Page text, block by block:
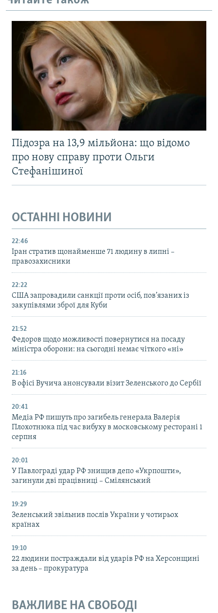
Підозра на 13,9 мільйона: що відомо
про нову справу проти Ольги
Стефанішиної
ОСТАННІ НОВИНИ
22:46
Іран стратив щонайменше 71 людину в липні –
правозахисники
22:22
США запровадили санкції проти осіб, пов’язаних із
закупівлями зброї для Куби
21:52
Федоров щодо можливості повернутися на посаду
міністра оборони: на сьогодні немає чіткого «ні»
21:16
В офісі Вучича анонсували візит Зеленського до Сербії
20:41
Медіа РФ пишуть про загибель генерала Валерія
Плохотнюка під час вибуху в московському ресторані 1
серпня
20:01
У Павлограді удар РФ знищив депо «Укрпошти»,
загинули дві працівниці – Смілянський
19:29
Зеленський звільнив послів України у чотирьох
країнах
19:10
22 людини постраждали від ударів РФ на Херсонщині
за день – прокуратура
ВАЖЛИВЕ НА СВОБОДІ